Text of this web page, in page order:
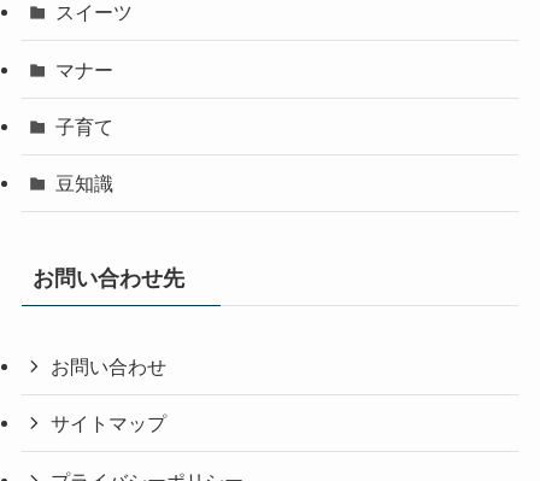
スイーツ
マナー
子育て
豆知識
お問い合わせ先
お問い合わせ
サイトマップ